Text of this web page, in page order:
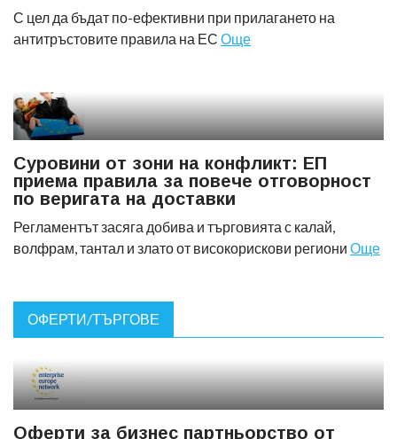
С цел да бъдат по-ефективни при прилагането на
антитръстовите правила на ЕС Още
Суровини от зони на конфликт: ЕП
приема правила за повече отговорност
по веригата на доставки
Регламентът засяга добива и търговията с калай,
волфрам, тантал и злато от високорискови региони Още
ОФЕРТИ/ТЪРГОВЕ
Оферти за бизнес партньорство от